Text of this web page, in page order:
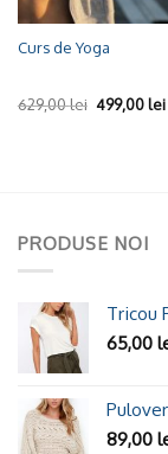
Curs de Yoga
629,00lei 499,00lei
PRODUSE NOI
Tricou
65,00
89,00